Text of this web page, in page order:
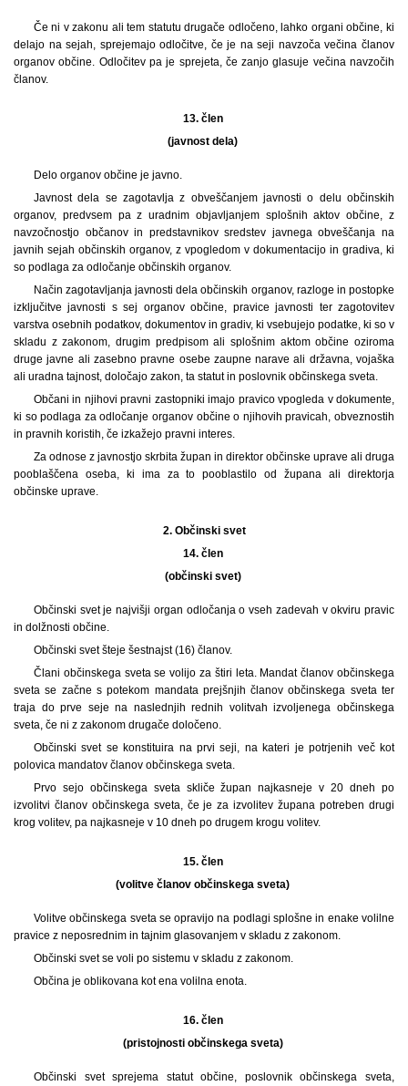
Če ni v zakonu ali tem statutu drugače odločeno, lahko organi občine, ki
delajo na sejah, sprejemajo odločitve, če je na seji navzoča večina članov
organov občine. Odločitev pa je sprejeta, če zanjo glasuje večina navzočih
članov.
13. člen
(javnost dela)
Delo organov občine je javno.
Javnost dela se zagotavlja z obveščanjem javnosti o delu občinskih
organov, predvsem pa z uradnim objavljanjem splošnih aktov občine, z
navzočnostjo občanov in predstavnikov sredstev javnega obveščanja na
javnih sejah občinskih organov, z vpogledom v dokumentacijo in gradiva, ki
so podlaga za odločanje občinskih organov.
Način zagotavljanja javnosti dela občinskih organov, razloge in postopke
izključitve javnosti s sej organov občine, pravice javnosti ter zagotovitev
varstva osebnih podatkov, dokumentov in gradiv, ki vsebujejo podatke, ki so v
skladu z zakonom, drugim predpisom ali splošnim aktom občine oziroma
druge javne ali zasebno pravne osebe zaupne narave ali državna, vojaška
ali uradna tajnost, določajo zakon, ta statut in poslovnik občinskega sveta.
Občani in njihovi pravni zastopniki imajo pravico vpogleda v dokumente,
ki so podlaga za odločanje organov občine o njihovih pravicah, obveznostih
in pravnih koristih, če izkažejo pravni interes.
Za odnose z javnostjo skrbita župan in direktor občinske uprave ali druga
pooblaščena oseba, ki ima za to pooblastilo od župana ali direktorja
občinske uprave.
2. Občinski svet
14. člen
(občinski svet)
Občinski svet je najvišji organ odločanja o vseh zadevah v okviru pravic
in dolžnosti občine.
Občinski svet šteje šestnajst (16) članov.
Člani občinskega sveta se volijo za štiri leta. Mandat članov občinskega
sveta se začne s potekom mandata prejšnjih članov občinskega sveta ter
traja do prve seje na naslednjih rednih volitvah izvoljenega občinskega
sveta, če ni z zakonom drugače določeno.
Občinski svet se konstituira na prvi seji, na kateri je potrjenih več kot
polovica mandatov članov občinskega sveta.
Prvo sejo občinskega sveta skliče župan najkasneje v 20 dneh po
izvolitvi članov občinskega sveta, če je za izvolitev župana potreben drugi
krog volitev, pa najkasneje v 10 dneh po drugem krogu volitev.
15. člen
(volitve članov občinskega sveta)
Volitve občinskega sveta se opravijo na podlagi splošne in enake volilne
pravice z neposrednim in tajnim glasovanjem v skladu z zakonom.
Občinski svet se voli po sistemu v skladu z zakonom.
Občina je oblikovana kot ena volilna enota.
16. člen
(pristojnosti občinskega sveta)
Občinski svet sprejema statut občine, poslovnik občinskega sveta,